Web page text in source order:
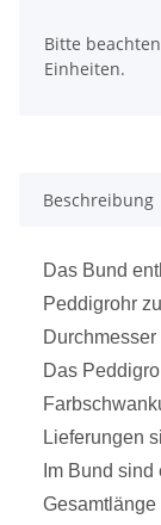
Bitte
Einheiten.
Beschreibung
Das Bund
Peddigrohr
Durchmesser
Das
Lieferungen
Im Bund